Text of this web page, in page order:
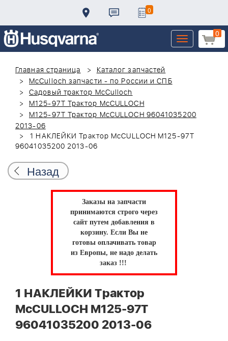
0
0
Toggle
navigation
Главная страница
Каталог запчастей
McCulloch запчасти - по России и СПБ
Садовый трактор McCulloch
M125-97T Трактор McCULLOCH
M125-97T Трактор McCULLOCH 96041035200
2013-06
1 НАКЛЕЙКИ Трактор McCULLOCH M125-97T
96041035200 2013-06
Назад
Заказы на запчасти
принимаются строго через
сайт путем добавления в
корзину. Если Вы не
готовы оплачивать товар
из Европы, не надо делать
заказ !!!
1 НАКЛЕЙКИ Трактор
McCULLOCH M125-97T
96041035200 2013-06